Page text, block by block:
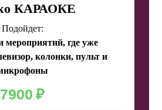
КАРАОКЕ
Подойдет:
мероприятий, где уже
колонки, пульт и
7900 ₽